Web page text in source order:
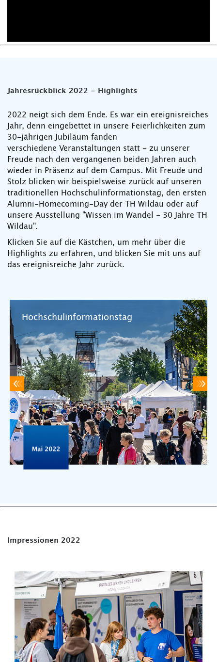
Jahresrückblick 2022 - Highlights
2022 neigt sich dem Ende. Es war ein ereignisreiches
Jahr, denn eingebettet in unsere Feierlichkeiten zum
30-jährigen Jubiläum fanden
verschiedene Veranstaltungen statt - zu unserer
Freude nach den vergangenen beiden Jahren auch
wieder in Präsenz auf dem Campus. Mit Freude und
Stolz blicken wir beispielsweise zurück auf unseren
traditionellen Hochschulinformationstag, den ersten
Alumni-Homecoming-Day der TH Wildau oder auf
unsere Ausstellung "Wissen im Wandel - 30 Jahre TH
Wildau".
Klicken Sie auf die Kästchen, um mehr über die
Highlights zu erfahren, und blicken Sie mit uns auf
das ereignisreiche Jahr zurück.
zurück
Hochschulinformationstag
Impressionen 2022